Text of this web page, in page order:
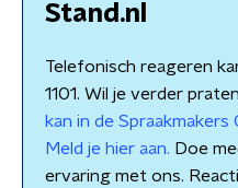
Stand.nl
Telefonisch reageren
1101. Wil je verder
kan in de Spraakmakers
Meld je hier aan. Doe
ervaring met ons.